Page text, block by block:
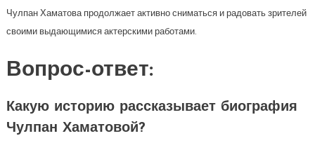
Чулпан Хаматова продолжает активно сниматься и радовать зрителей
своими выдающимися актерскими работами.
Вопрос-ответ:
Какую историю рассказывает биография
Чулпан Хаматовой?